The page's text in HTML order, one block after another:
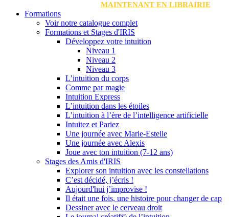
MAINTENANT EN LIBRAIRIE
Formations
Voir notre catalogue complet
Formations et Stages d'IRIS
Développez votre intuition
Niveau 1
Niveau 2
Niveau 3
L’intuition du corps
Comme par magie
Intuition Express
L’intuition dans les étoiles
L’intuition à l’ère de l’intelligence artificielle
Intuitez et Pariez
Une journée avec Marie-Estelle
Une journée avec Alexis
Joue avec ton intuition (7-12 ans)
Stages des Amis d'IRIS
Explorer son intuition avec les constellations
C’est décidé, j’écris !
Aujourd'hui j’improvise !
Il était une fois, une histoire pour changer de cap
Dessiner avec le cerveau droit